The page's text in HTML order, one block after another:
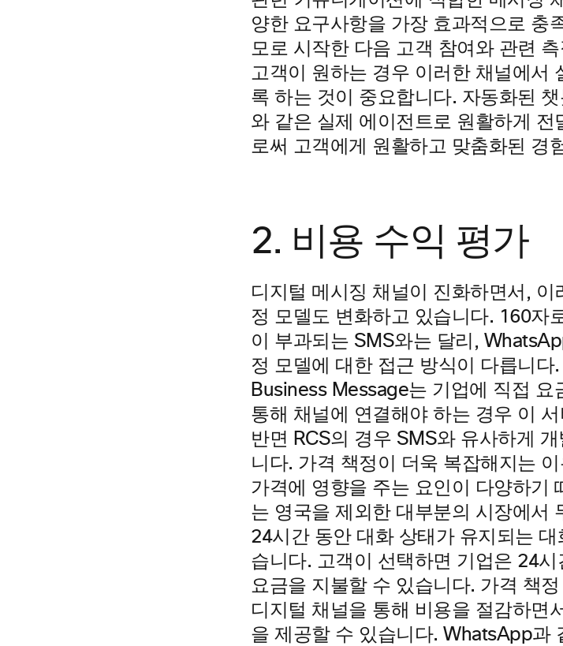
양한 요구사항을 가장 효과적으로 충
모로 시작한 다음 고객 참여와 관련
고객이 원하는 경우 이러한 채널에서
록 하는 것이 중요합니다. 자동화된 챗
와 같은 실제 에이전트로 원활하게
로써 고객에게 원활하고 맞춤화된 경
2. 비용 수익 평가
디지털 메시징 채널이 진화하면서,
정 모델도 변화하고 있습니다. 160자
이 부과되는 SMS와는 달리,
정 모델에 대한 접근 방식이 다릅니다
Business Message는 기업에 직접
통해 채널에 연결해야 하는 경우 이
반면 RCS의 경우 SMS와 유사하게
니다. 가격 책정이 더욱 복잡해지는
가격에 영향을 주는 요인이 다양하기
는 영국을 제외한 대부분의 시장에서
24시간 동안 대화 상태가 유지되는
습니다. 고객이 선택하면 기업은 24
요금을 지불할 수 있습니다. 가격 책
디지털 채널을 통해 비용을 절감하면
을 제공할 수 있습니다. WhatsApp과